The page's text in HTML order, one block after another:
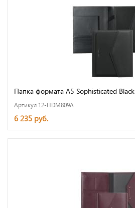
Папка формата А5 Sophisticated Black
Артикул 12-HDM809A
6 235 руб.